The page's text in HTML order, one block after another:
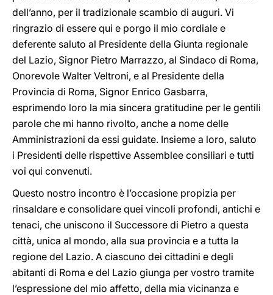
dell’anno, per il tradizionale scambio di auguri. Vi
ringrazio di essere qui e porgo il mio cordiale e
deferente saluto al Presidente della Giunta regionale
del Lazio, Signor Pietro Marrazzo, al Sindaco di Roma,
Onorevole Walter Veltroni, e al Presidente della
Provincia di Roma, Signor Enrico Gasbarra,
esprimendo loro la mia sincera gratitudine per le gentili
parole che mi hanno rivolto, anche a nome delle
Amministrazioni da essi guidate. Insieme a loro, saluto
i Presidenti delle rispettive Assemblee consiliari e tutti
voi qui convenuti.
Questo nostro incontro è l’occasione propizia per
rinsaldare e consolidare quei vincoli profondi, antichi e
tenaci, che uniscono il Successore di Pietro a questa
città, unica al mondo, alla sua provincia e a tutta la
regione del Lazio. A ciascuno dei cittadini e degli
abitanti di Roma e del Lazio giunga per vostro tramite
l’espressione del mio affetto, della mia vicinanza e